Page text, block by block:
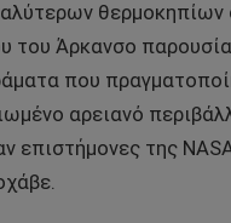
του Άρκανσο
που
αρειανό
επιστήμονες της